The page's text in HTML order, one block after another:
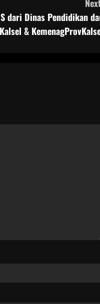
dari Dinas Pendidikan
&